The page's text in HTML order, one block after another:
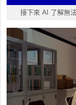
接下來 AI 了解無